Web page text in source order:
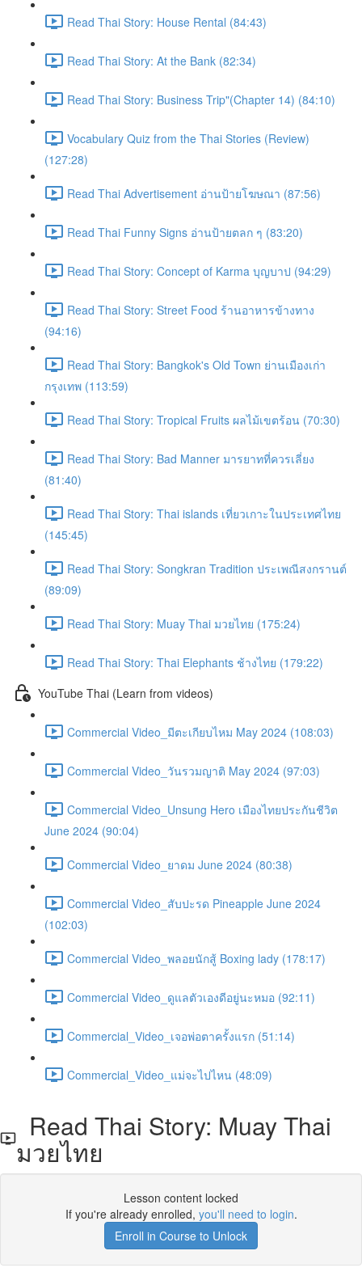
Read Thai Story: House Rental (84:43)
Read Thai Story: At the Bank (82:34)
Read Thai Story: Business Trip"(Chapter 14) (84:10)
Vocabulary Quiz from the Thai Stories (Review)
(127:28)
Read Thai Advertisement อ่านป้ายโฆษณา (87:56)
Read Thai Funny Signs อ่านป้ายตลก ๆ (83:20)
Read Thai Story: Concept of Karma บุญบาป (94:29)
Read Thai Story: Street Food ร้านอาหารข้างทาง
(94:16)
Read Thai Story: Bangkok's Old Town ย่านเมืองเก่า
กรุงเทพ (113:59)
Read Thai Story: Tropical Fruits ผลไม้เขตร้อน (70:30)
Read Thai Story: Bad Manner มารยาทที่ควรเลี่ยง
(81:40)
Read Thai Story: Thai islands เที่ยวเกาะในประเทศไทย
(145:45)
Read Thai Story: Songkran Tradition ประเพณีสงกรานต์
(89:09)
Read Thai Story: Muay Thai มวยไทย (175:24)
Read Thai Story: Thai Elephants ช้างไทย (179:22)
YouTube Thai (Learn from videos)
Commercial Video_มีตะเกียบไหม May 2024 (108:03)
Commercial Video_วันรวมญาติ May 2024 (97:03)
Commercial Video_Unsung Hero เมืองไทยประกันชีวิต
June 2024 (90:04)
Commercial Video_ยาดม June 2024 (80:38)
Commercial Video_สับปะรด Pineapple June 2024
(102:03)
Commercial Video_พลอยนักสู้ Boxing lady (178:17)
Commercial Video_ดูแลตัวเองดีอยู่นะหมอ (92:11)
Commercial_Video_เจอพ่อตาครั้งแรก (51:14)
Commercial_Video_แม่จะไปไหน (48:09)
Read Thai Story: Muay Thai
มวยไทย
Lesson content locked
If you're already enrolled, you'll need to login.
Enroll in Course to Unlock